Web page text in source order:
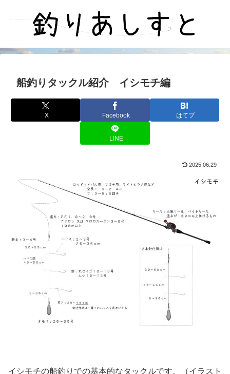
船釣りタックル紹介 イシモチ編
X Facebook はてブ
LINE
2025.06.29
イシモチの船釣りでの基本的なタックルです。（イラスト